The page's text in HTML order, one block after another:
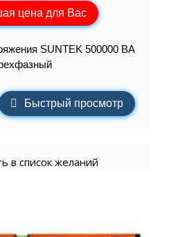
цена для Вас
SUNTEK 500000 ВА
Быстрый просмотр
в список желаний